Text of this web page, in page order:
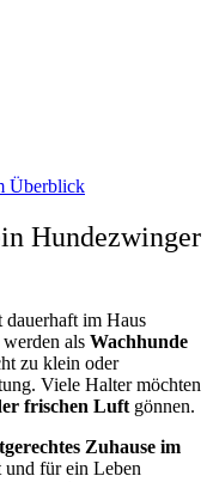
Überblick
Hundezwinger
im Haus
als Wachhunde
zu klein oder
Viele Halter möchten
frischen Luft gönnen.
Zuhause im
und für ein Leben